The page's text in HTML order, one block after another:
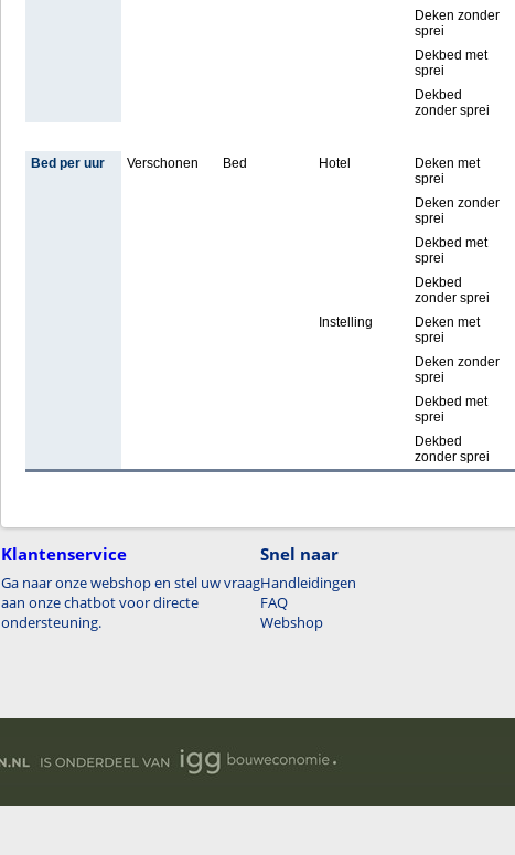
Deken zonder
sprei
Dekbed met
sprei
Dekbed
zonder sprei
Bed per uur Verschonen Bed Hotel
Deken met
sprei
Deken zonder
sprei
Dekbed met
sprei
Dekbed
zonder sprei
Instelling
Deken met
sprei
Deken zonder
sprei
Dekbed met
sprei
Dekbed
zonder sprei
Klantenservice
Ga naar onze webshop en stel uw vraag
aan onze chatbot voor directe
ondersteuning.
Snel naar
Handleidingen
FAQ
Webshop